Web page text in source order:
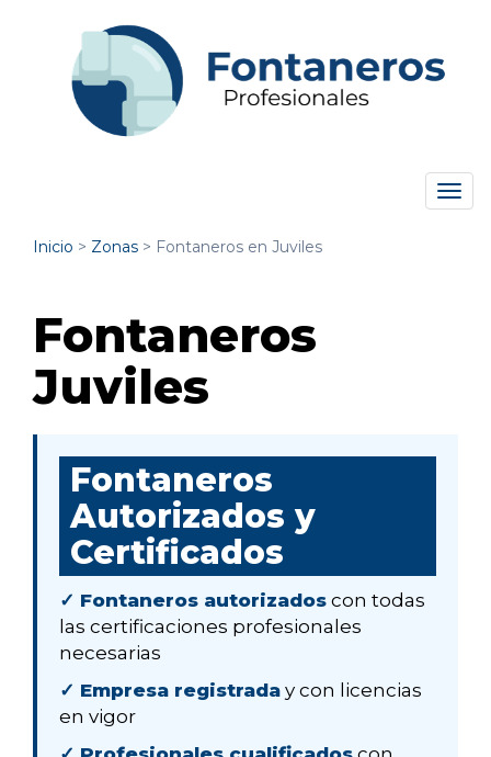
Inicio > Zonas > Fontaneros en Juviles
Fontaneros
Juviles
Fontaneros
Autorizados y
Certificados
✓ Fontaneros autorizados con todas
las certificaciones profesionales
necesarias
✓ Empresa registrada y con licencias
en vigor